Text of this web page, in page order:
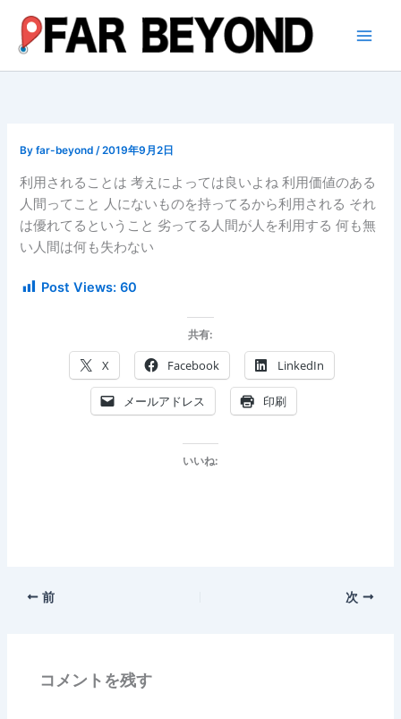
ス
Byfar-beyond/2019年9月2日
利用されることは 考えによっては良いよね 利用価値のある
人間ってこと 人にないものを持ってるから利用される それ
は優れてるということ 劣ってる人間が人を利用する 何も無
い人間は何も失わない
Post Views: 60
共有:
X Facebook LinkedIn
メールアドレス 印刷
いいね:
前 次
コメントを残す